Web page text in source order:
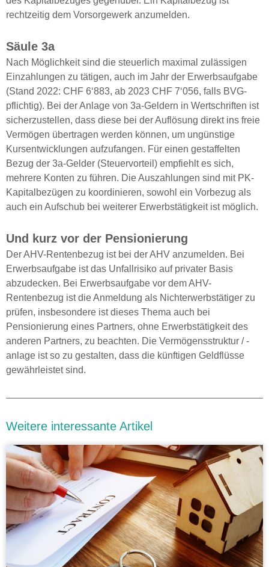
rechtzeitig dem Vorsorgewerk anzumelden.
Säule 3a
Nach Möglichkeit sind die steuerlich maximal zulässigen
Einzahlungen zu tätigen, auch im Jahr der Erwerbsaufgabe
(Stand 2022: CHF 6‘883, ab 2023 CHF 7‘056, falls BVG-
pflichtig). Bei der Anlage von 3a-Geldern in Wertschriften ist
sicherzustellen, dass diese bei der Auflösung direkt ins freie
Vermögen übertragen werden können, um ungünstige
Kursentwicklungen aufzufangen. Für einen gestaffelten
Bezug der 3a-Gelder (Steuervorteil) empfiehlt es sich,
mehrere Konten zu führen. Die Auszahlungen sind mit PK-
Kapitalbezügen zu koordinieren, sowohl ein Vorbezug als
auch ein Aufschub bei weiterer Erwerbstätigkeit ist möglich.
Und kurz vor der Pensionierung
Der AHV-Rentenbezug ist bei der AHV anzumelden. Bei
Erwerbsaufgabe ist das Unfallrisiko auf privater Basis
abzudecken. Bei Erwerbsaufgabe vor dem AHV-
Rentenbezug ist die Anmeldung als Nichterwerbstätiger zu
prüfen, insbesondere ist dieses Thema auch bei
Pensionierung eines Partners, ohne Erwerbstätigkeit des
anderen Partners, zu beachten. Die Vermögensstruktur / -
anlage ist so zu gestalten, dass die künftigen Geldflüsse
gewährleistet sind.
Weitere interessante Artikel